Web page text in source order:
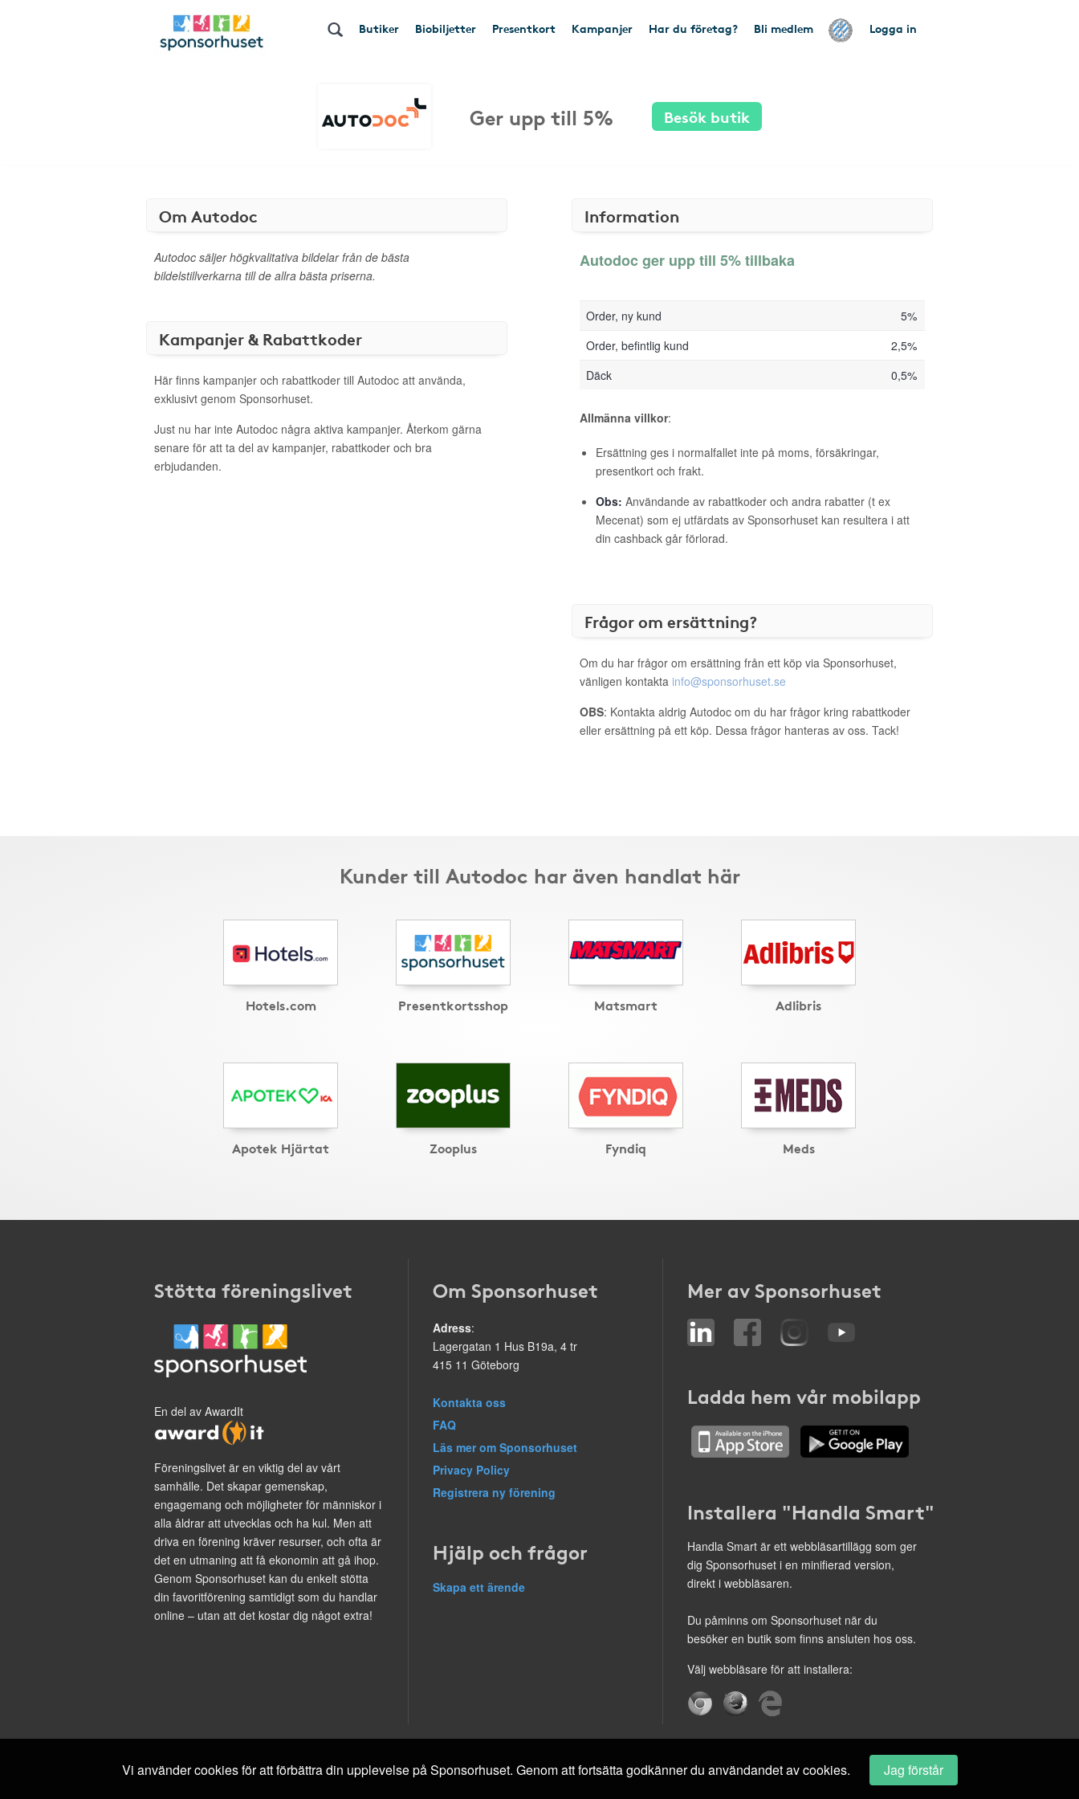
Butiker Biobiljetter Presentkort Kampanjer Har du företag? Bli medlem Logga in
Ger upp till 5% Besök butik
Om Autodoc
Autodoc säljer högkvalitativa bildelar från de bästa
bildelstillverkarna till de allra bästa priserna.
Kampanjer & Rabattkoder
Här finns kampanjer och rabattkoder till Autodoc att använda,
exklusivt genom Sponsorhuset.
Just nu har inte Autodoc några aktiva kampanjer. Återkom gärna
senare för att ta del av kampanjer, rabattkoder och bra
erbjudanden.
Information
Autodoc ger upp till 5% tillbaka
Order, ny kund
5%
Order, befintlig kund
2,5%
Däck
0,5%
Allmänna villkor:
Ersättning ges i normalfallet inte på moms, försäkringar,
presentkort och frakt.
Obs: Användande av rabattkoder och andra rabatter (t ex
Mecenat) som ej utfärdats av Sponsorhuset kan resultera i att
din cashback går förlorad.
Frågor om ersättning?
Om du har frågor om ersättning från ett köp via Sponsorhuset,
vänligen kontakta info@sponsorhuset.se
OBS: Kontakta aldrig Autodoc om du har frågor kring rabattkoder
eller ersättning på ett köp. Dessa frågor hanteras av oss. Tack!
Kunder till Autodoc har även handlat här
Hotels.com Presentkortsshop Matsmart Adlibris
Apotek Hjärtat Zooplus Fyndiq Meds
Stötta föreningslivet
En del av AwardIt
Föreningslivet är en viktig del av vårt
samhälle. Det skapar gemenskap,
engagemang och möjligheter för människor i
alla åldrar att utvecklas och ha kul. Men att
driva en förening kräver resurser, och ofta är
det en utmaning att få ekonomin att gå ihop.
Genom Sponsorhuset kan du enkelt stötta
din favoritförening samtidigt som du handlar
online – utan att det kostar dig något extra!
Om Sponsorhuset
Adress:
Lagergatan 1 Hus B19a, 4 tr
415 11 Göteborg
Kontakta oss
FAQ
Läs mer om Sponsorhuset
Privacy Policy
Registrera ny förening
Hjälp och frågor
Skapa ett ärende
Mer av Sponsorhuset
Ladda hem vår mobilapp
Installera "Handla Smart"
Handla Smart är ett webbläsartillägg som ger
dig Sponsorhuset i en minifierad version,
direkt i webbläsaren.
Du påminns om Sponsorhuset när du
besöker en butik som finns ansluten hos oss.
Välj webbläsare för att installera:
Vi använder cookies för att förbättra din upplevelse på Sponsorhuset. Genom att fortsätta godkänner du användandet av cookies. Jag förstår